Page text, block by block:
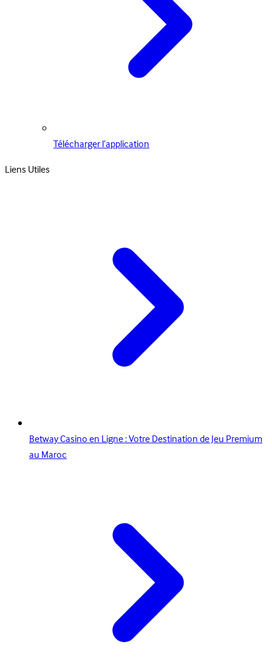
Télécharger l’application
Liens Utiles
Betway Casino en Ligne : Votre Destination de Jeu Premium
au Maroc